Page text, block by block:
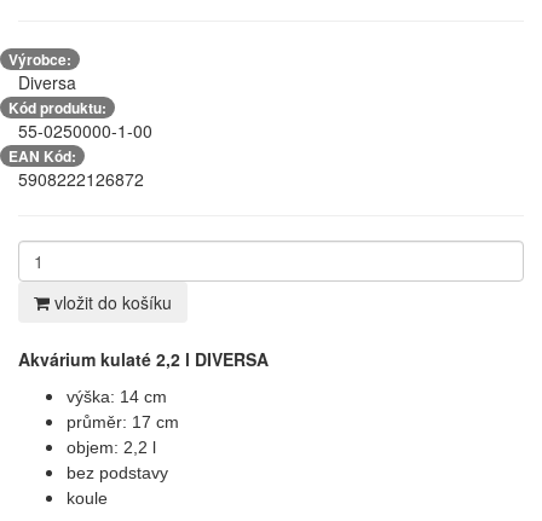
Výrobce:
Diversa
Kód produktu:
55-0250000-1-00
EAN Kód:
5908222126872
vložit do košíku
Akvárium kulaté 2,2 l DIVERSA
výška: 14 cm
průměr: 17 cm
objem: 2,2 l
bez podstavy
koule